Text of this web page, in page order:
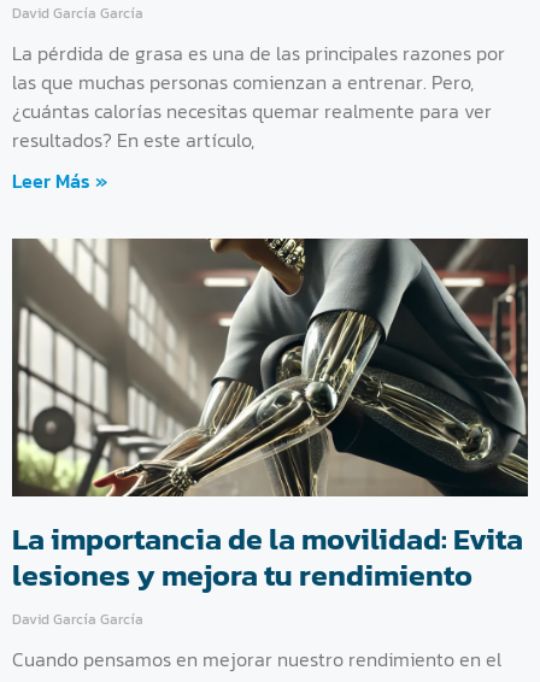
David García García
La pérdida de grasa es una de las principales razones por
las que muchas personas comienzan a entrenar. Pero,
¿cuántas calorías necesitas quemar realmente para ver
resultados? En este artículo,
Leer Más »
La importancia de la movilidad: Evita
lesiones y mejora tu rendimiento
David García García
Cuando pensamos en mejorar nuestro rendimiento en el